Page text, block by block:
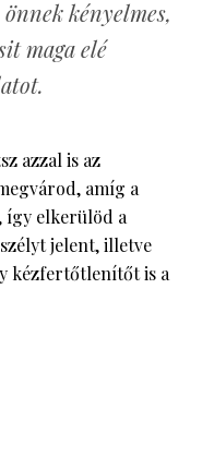
kényelmes,
maga elé
azzal is az
amíg a
így elkerülöd a
jelent, illetve
kézfertőtlenítőt is a